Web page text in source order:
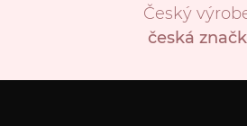
Český
česká